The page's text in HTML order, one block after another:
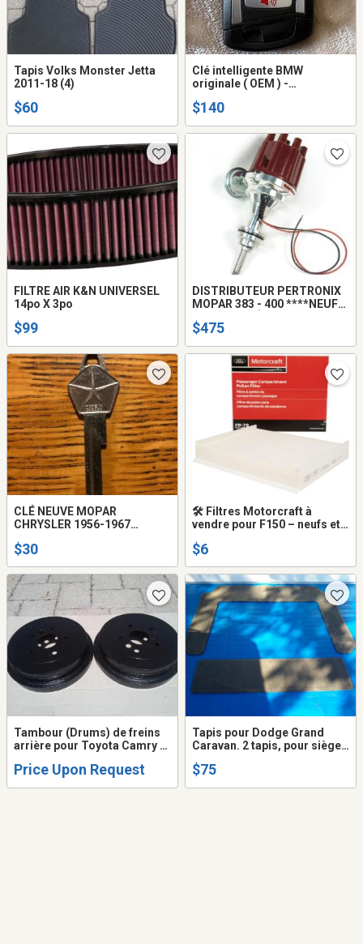
Tapis Volks Monster Jetta
2011-18 (4)
$60
Clé intelligente BMW
originale ( OEM ) -
$140
FILTRE AIR K&N UNIVERSEL
14po X 3po
$99
DISTRIBUTEUR PERTRONIX
MOPAR 383 - 400 ****NEUF
$475
CLÉ NEUVE MOPAR
CHRYSLER 1956-1967
$30
🛠️ Filtres Motorcraft à
vendre pour F150 – neufs et
$6
Tambour (Drums) de freins
arrière pour Toyota Camry et
de Toyota.
Price Upon Request
Tapis pour Dodge Grand
Caravan. 2 tapis, pour sièges
rangées.
$75